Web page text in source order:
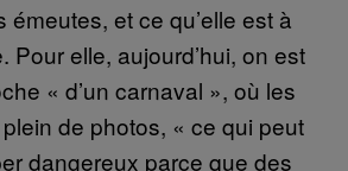
émeutes, et ce qu’elle est à
Pour elle, aujourd’hui, on est
« d’un carnaval », où les
de photos, « ce qui peut
dangereux parce que des